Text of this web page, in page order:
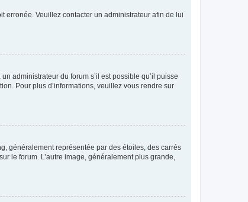
erronée. Veuillez contacter un administrateur afin de lui
administrateur du forum s’il est possible qu’il puisse
Pour plus d’informations, veuillez vous rendre sur
généralement représentée par des étoiles, des carrés
le forum. L’autre image, généralement plus grande,